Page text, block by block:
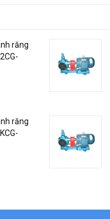
răng
răng